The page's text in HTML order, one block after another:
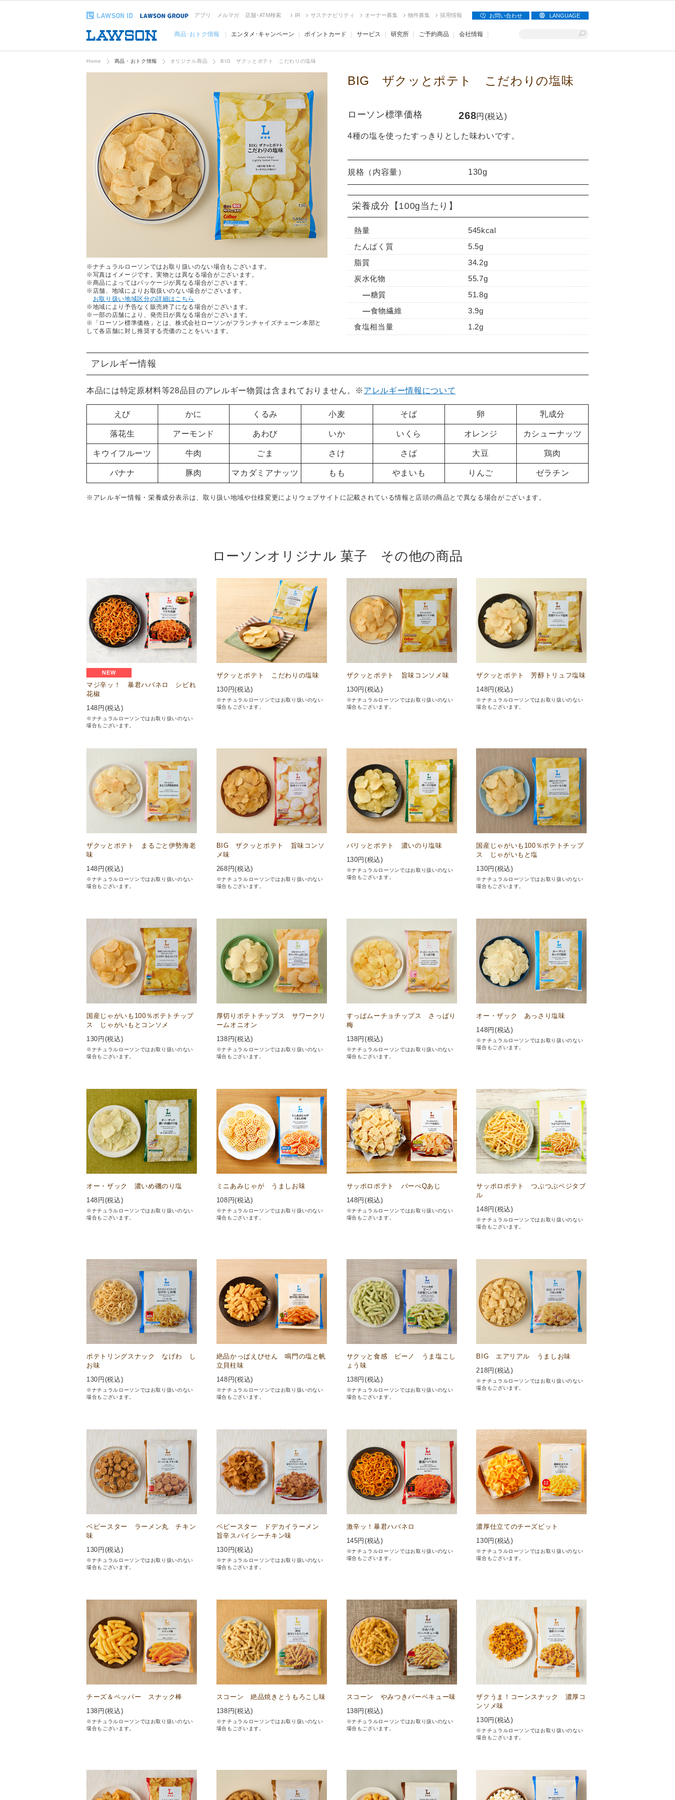
アプリ メルマガ 店舗･ATM検索 IR サステナビリティ オーナー募集 物件募集 採用情報 お問い合わせ LANGUAGE
商品･おトク情報 エンタメ･キャンペーン ポイントカード サービス 研究所 ご予約商品 会社情報
Home 商品・おトク情報 オリジナル商品 BIG ザクッとポテト こだわりの塩味
※ナチュラルローソンではお取り扱いのない場合もございます。
※写真はイメージです。実物とは異なる場合がございます。
※商品によってはパッケージが異なる場合がございます。
※店舗、地域によりお取扱いのない場合がございます。
お取り扱い地域区分の詳細はこちら
※地域により予告なく販売終了になる場合がございます。
※一部の店舗により、発売日が異なる場合がございます。
※「ローソン標準価格」とは、株式会社ローソンがフランチャイズチェーン本部と
して各店舗に対し推奨する売価のことをいいます。
BIG ザクッとポテト こだわりの塩味
ローソン標準価格 268円(税込)
4種の塩を使ったすっきりとした味わいです。
規格（内容量） 130g
栄養成分 【100g当たり】
熱量
545kcal
たんぱく質
5.5g
脂質
34.2g
炭水化物
55.7g
糖質
51.8g
食物繊維
3.9g
食塩相当量
1.2g
アレルギー情報
本品には特定原材料等28品目のアレルギー物質は含まれておりません。※ アレルギー情報について
えび かに くるみ 小麦 そば 卵 乳成分
落花生 アーモンド あわび いか いくら オレンジ カシューナッツ
キウイフルーツ 牛肉 ごま さけ さば 大豆 鶏肉
バナナ 豚肉 マカダミアナッツ もも やまいも りんご ゼラチン
※アレルギー情報・栄養成分表示は、取り扱い地域や仕様変更によりウェブサイトに記載されている情報と店頭の商品とで異なる場合がございます。
ローソンオリジナル 菓子 その他の商品
NEW
マジ辛ッ！ 暴君ハバネロ シビれ
花椒
148 円(税込)
※ナチュラルローソンではお取り扱いのない
場合もございます。
ザクッとポテト こだわりの塩味
130 円(税込)
※ナチュラルローソンではお取り扱いのない
場合もございます。
ザクッとポテト 旨味コンソメ味
130円(税込)
※ナチュラルローソンではお取り扱いのない
場合もございます。
ザクッとポテト 芳醇トリュフ塩味
148円(税込)
※ナチュラルローソンではお取り扱いのない
場合もございます。
ザクッとポテト まるごと伊勢海老
味
148 円(税込)
※ナチュラルローソンではお取り扱いのない
場合もございます。
BIG ザクッとポテト 旨味コンソ
メ味
268 円(税込)
※ナチュラルローソンではお取り扱いのない
場合もございます。
パリッとポテト 濃いのり塩味
130円(税込)
※ナチュラルローソンではお取り扱いのない
場合もございます。
国産じゃがいも100％ポテトチップ
ス じゃがいもと塩
130円(税込)
※ナチュラルローソンではお取り扱いのない
場合もございます。
国産じゃがいも100％ポテトチップ
ス じゃがいもとコンソメ
130 円(税込)
※ナチュラルローソンではお取り扱いのない
場合もございます。
厚切りポテトチップス サワークリ
ームオニオン
138 円(税込)
※ナチュラルローソンではお取り扱いのない
場合もございます。
すっぱムーチョチップス さっぱり
梅
138円(税込)
※ナチュラルローソンではお取り扱いのない
場合もございます。
オー・ザック あっさり塩味
148円(税込)
※ナチュラルローソンではお取り扱いのない
場合もございます。
オー・ザック 濃いめ磯のり塩
148 円(税込)
※ナチュラルローソンではお取り扱いのない
場合もございます。
ミニあみじゃが うましお味
108 円(税込)
※ナチュラルローソンではお取り扱いのない
場合もございます。
サッポロポテト バーべQあじ
148円(税込)
※ナチュラルローソンではお取り扱いのない
場合もございます。
サッポロポテト つぶつぶベジタブ
ル
148円(税込)
※ナチュラルローソンではお取り扱いのない
場合もございます。
ポテトリングスナック なげわ し
お味
130 円(税込)
※ナチュラルローソンではお取り扱いのない
場合もございます。
絶品かっぱえびせん 鳴門の塩と帆
立貝柱味
148 円(税込)
※ナチュラルローソンではお取り扱いのない
場合もございます。
サクッと食感 ビーノ うま塩こし
ょう味
138円(税込)
※ナチュラルローソンではお取り扱いのない
場合もございます。
BIG エアリアル うましお味
218円(税込)
※ナチュラルローソンではお取り扱いのない
場合もございます。
ベビースター ラーメン丸 チキン
味
130 円(税込)
※ナチュラルローソンではお取り扱いのない
場合もございます。
ベビースター ドデカイラーメン
旨辛スパイシーチキン味
130 円(税込)
※ナチュラルローソンではお取り扱いのない
場合もございます。
激辛ッ！暴君ハバネロ
145円(税込)
※ナチュラルローソンではお取り扱いのない
場合もございます。
濃厚仕立てのチーズビット
130円(税込)
※ナチュラルローソンではお取り扱いのない
場合もございます。
チーズ＆ペッパー スナック棒
138 円(税込)
※ナチュラルローソンではお取り扱いのない
場合もございます。
スコーン 絶品焼きとうもろこし味
138 円(税込)
※ナチュラルローソンではお取り扱いのない
場合もございます。
スコーン やみつきバーベキュー味
138円(税込)
※ナチュラルローソンではお取り扱いのない
場合もございます。
ザクうま！コーンスナック 濃厚コ
ンソメ味
130円(税込)
※ナチュラルローソンではお取り扱いのない
場合もございます。